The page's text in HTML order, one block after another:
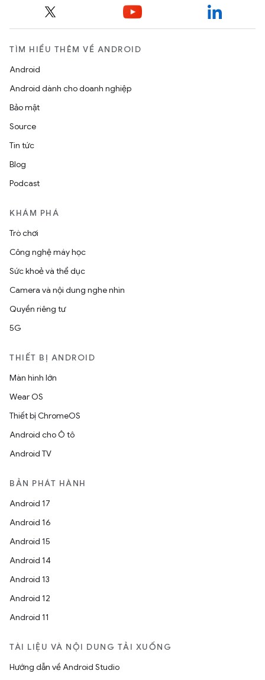
TÌM HIỂU THÊM VỀ ANDROID
Android
Android dành cho doanh nghiệp
Bảo mật
Source
Tin tức
Blog
Podcast
KHÁM PHÁ
Trò chơi
Công nghệ máy học
Sức khoẻ và thể dục
Camera và nội dung nghe nhìn
Quyền riêng tư
5G
THIẾT BỊ ANDROID
Màn hình lớn
Wear OS
Thiết bị ChromeOS
Android cho Ô tô
Android TV
BẢN PHÁT HÀNH
Android 17
Android 16
Android 15
Android 14
Android 13
Android 12
Android 11
TÀI LIỆU VÀ NỘI DUNG TẢI XUỐNG
Hướng dẫn về Android Studio